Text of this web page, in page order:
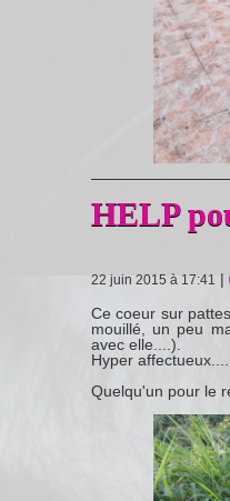
HELP
22 juin 2015 à 17:41 |
Ce coeur sur
mouillé, un peu
avec elle....).
Hyper
Quelqu'un pour le